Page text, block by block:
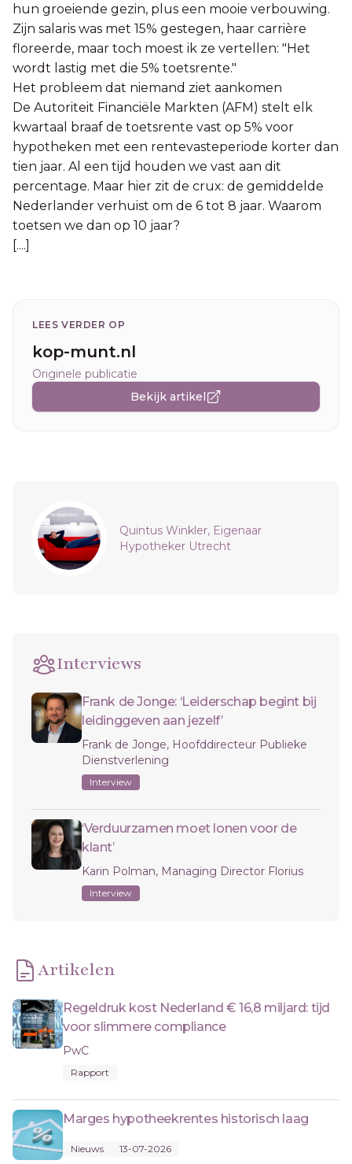
hun groeiende gezin, plus een mooie verbouwing.
Zijn salaris was met 15% gestegen, haar carrière
floreerde, maar toch moest ik ze vertellen: "Het
wordt lastig met die 5% toetsrente."
Het probleem dat niemand ziet aankomen
De Autoriteit Financiële Markten (AFM) stelt elk
kwartaal braaf de toetsrente vast op 5% voor
hypotheken met een rentevasteperiode korter dan
tien jaar. Al een tijd houden we vast aan dit
percentage. Maar hier zit de crux: de gemiddelde
Nederlander verhuist om de 6 tot 8 jaar. Waarom
toetsen we dan op 10 jaar?
[....]
LEES VERDER OP
kop-munt.nl
Originele publicatie
Bekijk artikel
Sidebar
Quintus Winkler, Eigenaar
Hypotheker Utrecht
Interviews
Frank de Jonge: ‘Leiderschap begint bij
leidinggeven aan jezelf’
Frank de Jonge, Hoofddirecteur Publieke
Dienstverlening
Interview
‘Verduurzamen moet lonen voor de
klant’
Karin Polman, Managing Director Florius
Interview
Artikelen
Regeldruk kost Nederland € 16,8 miljard: tijd
voor slimmere compliance
PwC
Rapport
Marges hypotheekrentes historisch laag
Nieuws 13-07-2026